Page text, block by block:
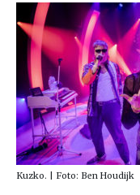
Kuzko. | Foto: Ben Houdijk